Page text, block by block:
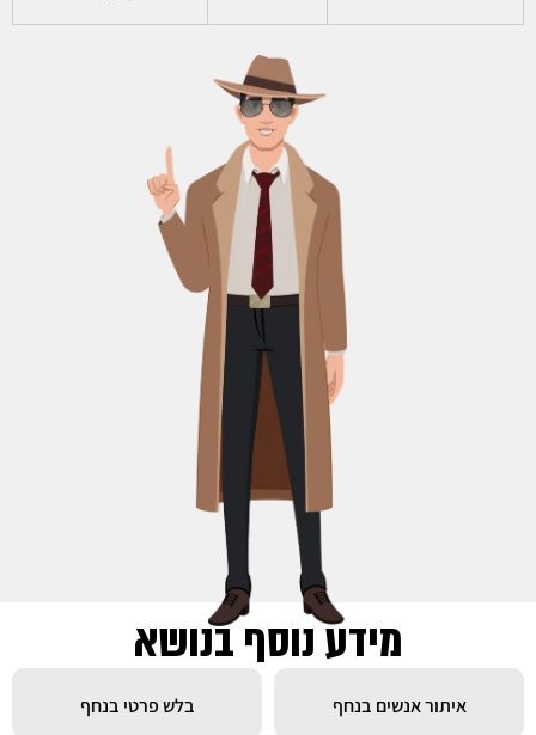
מידע נוסף בנושא
איתור אנשים בנחף בלש פרטי בנחף